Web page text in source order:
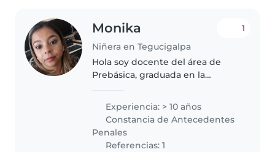
Monika
Niñera en Tegucigalpa
1
Hola soy docente del área de
Prebásica, graduada en la
el trato de niños y padres de
familia, estoy en busca de una
vacante de medio tiempo
jornada vespertina..
Experiencia: > 10 años
Constancia de Antecedentes
Penales
Referencias: 1